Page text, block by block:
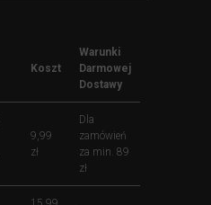
Koszt
Warunki
Darmowej
Dostawy
9,99
zł
Dla
zamówień
za min. 89
zł